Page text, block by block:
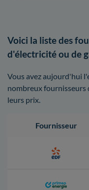
Voici la liste des
d'électricité ou de
Vous avez aujourd'hui
nombreux fournisseurs
leurs prix.
Fournisseur